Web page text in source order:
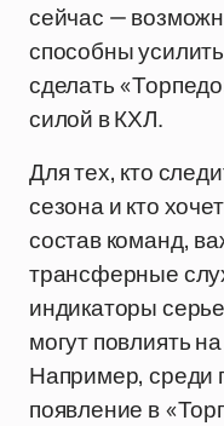
сейчас —
способны
сделать
силой в КХЛ.
Для тех, кто
сезона и кто
состав команд,
трансферные
индикаторы
могут повлиять
Например, среди
появление в